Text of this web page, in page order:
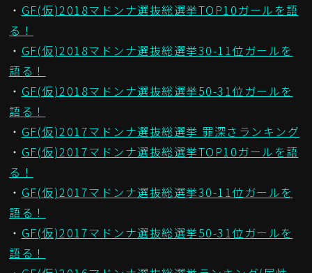
・ GF(仮)2018マドンナ選抜総選挙TOP10ガールを語
る！
・ GF(仮)2018マドンナ選抜総選挙30-11位ガールを
語る！
・ GF(仮)2018マドンナ選抜総選挙50-31位ガールを
語る！
・ GF(仮)2017マドンナ選抜総選挙 罪深さランキング
・ GF(仮)2017マドンナ選抜総選挙TOP10ガールを語
る！
・ GF(仮)2017マドンナ選抜総選挙30-11位ガールを
語る！
・ GF(仮)2017マドンナ選抜総選挙50-31位ガールを
語る！